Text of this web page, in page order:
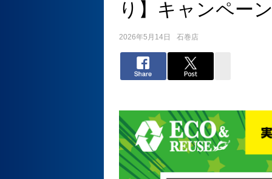
り】キャンペー
2026年5月14日 石巻店